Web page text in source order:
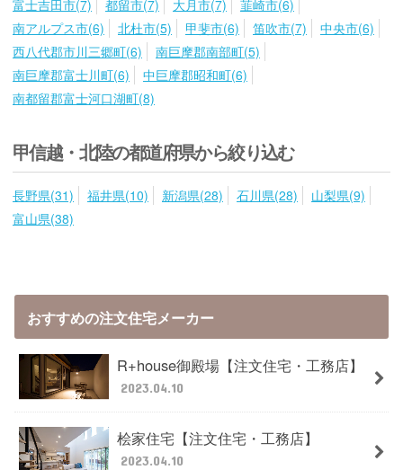
富士吉田市(7)
都留市(7) 大月市(7)
韮崎市(6)
南アルプス市(6)
北杜市(5) 甲斐市(6) 笛吹市(7)
中央市(6)
西八代郡市川三郷町(6)
南巨摩郡南部町(5)
南巨摩郡富士川町(6)
中巨摩郡昭和町(6)
南都留郡富士河口湖町(8)
甲信越・北陸の都道府県から絞り込む
長野県(31) 福井県(10) 新潟県(28) 石川県(28)
山梨県(9)
富山県(38)
おすすめの注文住宅メーカー
R+house御殿場【注文住宅・工務店】
2023.04.10
桧家住宅【注文住宅・工務店】
2023.04.10